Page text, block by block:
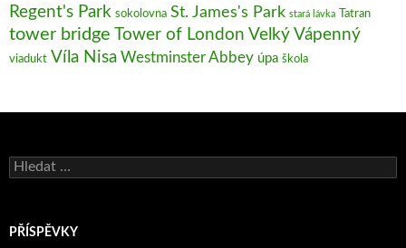
Regent's Park sokolovna St. James's Park stará lávka Tatran
tower bridge Tower of London Velký Vápenný
viadukt Víla Nisa Westminster Abbey úpa škola
Vyhledávání
PŘÍSPĚVKY